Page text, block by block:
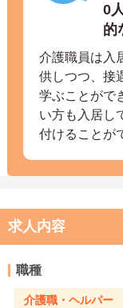
0
的
介護職員は入
供しつつ、接
学ぶことがで
い方も入居し
付けることが
求人内容
職種
介護職・ヘルパー